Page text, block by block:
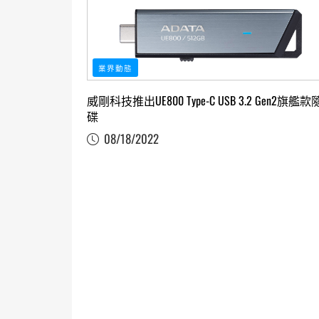
業界動態
威剛科技推出UE800 Type-C USB 3.2 Gen2旗艦款
碟
08/18/2022